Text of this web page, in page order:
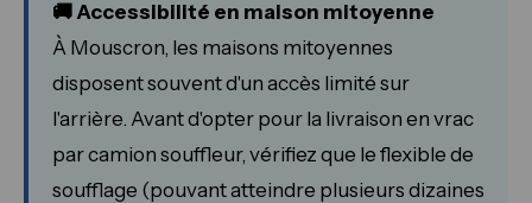
🚚 Accessibilité en maison mitoyenne
À Mouscron, les maisons mitoyennes
disposent souvent d'un accès limité sur
l'arrière. Avant d'opter pour la livraison en vrac
par camion souffleur, vérifiez que le flexible de
soufflage (pouvant atteindre plusieurs dizaines